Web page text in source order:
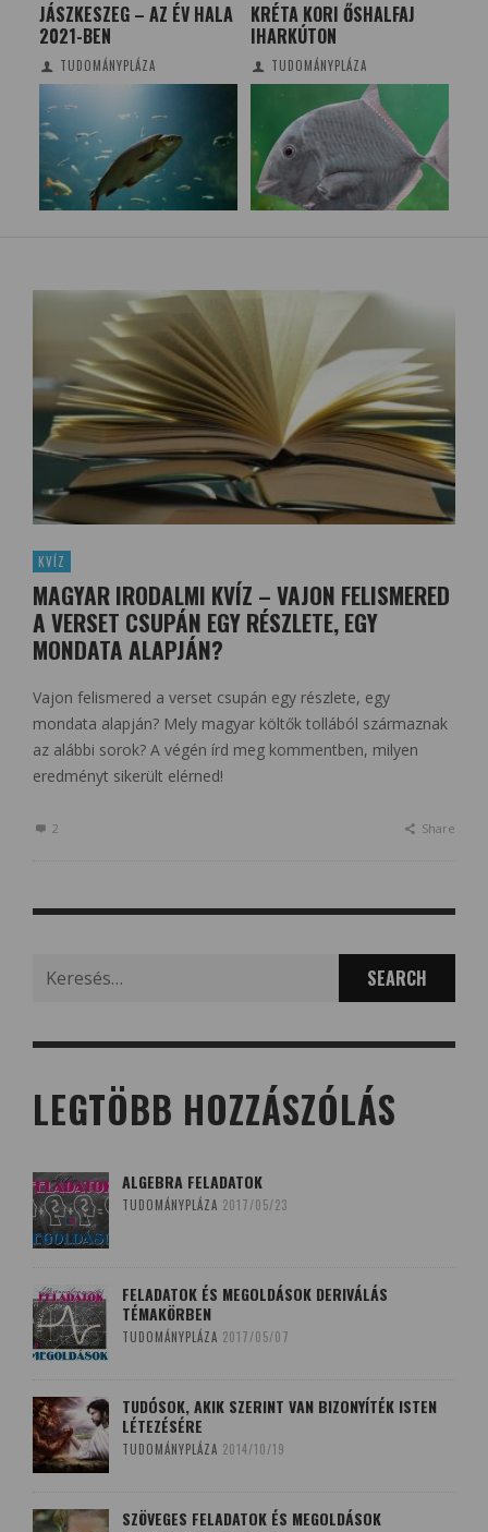
JÁSZKESZEG – AZ ÉV HALA
2021-BEN
TUDOMÁNYPLÁZA
KRÉTA KORI ŐSHALFAJ
IHARKÚTON
TUDOMÁNYPLÁZA
KVÍZ
MAGYAR IRODALMI KVÍZ – VAJON FELISMERED
A VERSET CSUPÁN EGY RÉSZLETE, EGY
MONDATA ALAPJÁN?
Vajon felismered a verset csupán egy részlete, egy
mondata alapján? Mely magyar költők tollából származnak
az alábbi sorok? A végén írd meg kommentben, milyen
eredményt sikerült elérned!
2 Share
LEGTÖBB HOZZÁSZÓLÁS
ALGEBRA FELADATOK
TUDOMÁNYPLÁZA 2017/05/23
FELADATOK ÉS MEGOLDÁSOK DERIVÁLÁS
TÉMAKÖRBEN
TUDOMÁNYPLÁZA 2017/05/07
TUDÓSOK, AKIK SZERINT VAN BIZONYÍTÉK ISTEN
LÉTEZÉSÉRE
TUDOMÁNYPLÁZA 2014/10/19
SZÖVEGES FELADATOK ÉS MEGOLDÁSOK